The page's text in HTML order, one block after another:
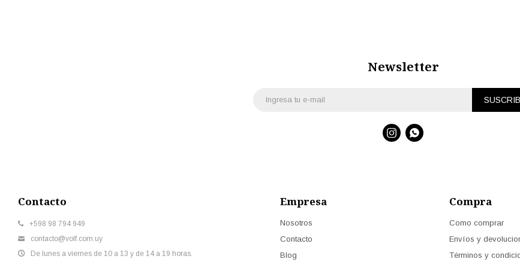
Contacto
+598 98 794 949
contacto@volf.com.uy
De lunes a viernes de 10 a 13 y de 14 a 19 horas.
Empresa
Nosotros
Contacto
Blog
Compra
Como comprar
Envíos y
Términos y
Newsletter
 